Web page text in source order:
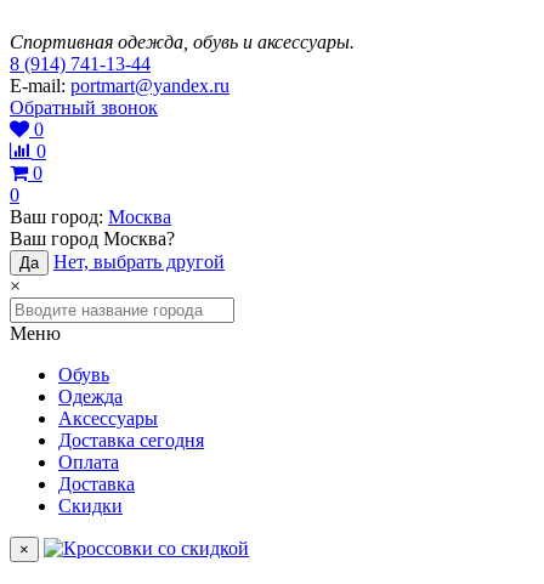
Спортивная одежда, обувь и аксессуары.
8 (914) 741-13-44
E-mail: portmart@yandex.ru
Обратный звонок
0
0
0
0
Ваш город: Москва
Ваш город Москва?
Да
Нет, выбрать другой
×
Меню
Обувь
Одежда
Аксессуары
Доставка сегодня
Оплата
Доставка
Скидки
×